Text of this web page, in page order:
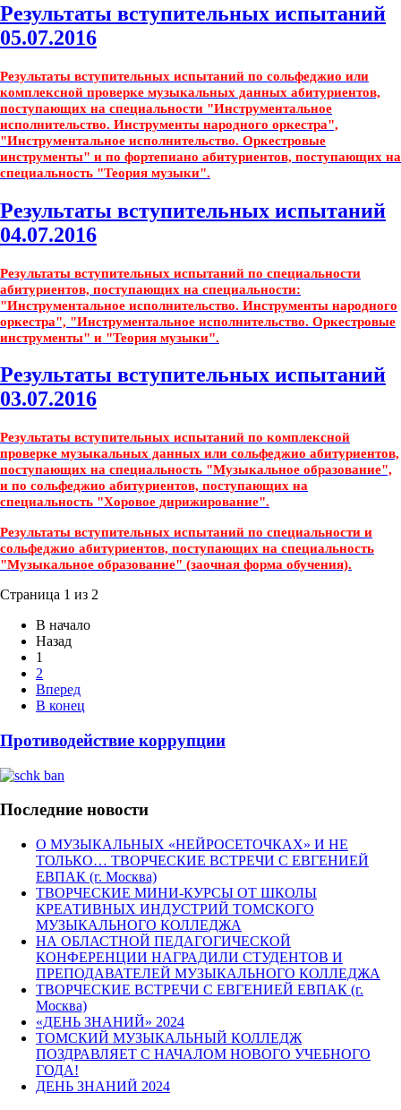
Результаты вступительных испытаний
05.07.2016
Результаты вступительных испытаний по сольфеджио или
комплексной проверке музыкальных данных абитуриентов,
поступающих на специальности "Инструментальное
исполнительство. Инструменты народного оркестра",
"Инструментальное исполнительство. Оркестровые
инструменты" и по фортепиано абитуриентов, поступающих на
специальность "Теория музыки".
Результаты вступительных испытаний
04.07.2016
Результаты вступительных испытаний по специальности
абитуриентов, поступающих на специальности:
"Инструментальное исполнительство. Инструменты народного
оркестра", "Инструментальное исполнительство. Оркестровые
инструменты" и "Теория музыки".
Результаты вступительных испытаний
03.07.2016
Результаты вступительных испытаний по комплексной
проверке музыкальных данных или сольфеджио абитуриентов,
поступающих на специальность "Музыкальное образование",
и по сольфеджио абитуриентов, поступающих на
специальность "Хоровое дирижирование".
Результаты вступительных испытаний по специальности и
сольфеджио абитуриентов, поступающих на специальность
"Музыкальное образование" (заочная форма обучения).
Страница 1 из 2
В начало
Назад
1
2
Вперед
В конец
Противодействие коррупции
Последние новости
О МУЗЫКАЛЬНЫХ «НЕЙРОСЕТОЧКАХ» И НЕ
ТОЛЬКО… ТВОРЧЕСКИЕ ВСТРЕЧИ С ЕВГЕНИЕЙ
ЕВПАК (г. Москва)
ТВОРЧЕСКИЕ МИНИ-КУРСЫ ОТ ШКОЛЫ
КРЕАТИВНЫХ ИНДУСТРИЙ ТОМСКОГО
МУЗЫКАЛЬНОГО КОЛЛЕДЖА
НА ОБЛАСТНОЙ ПЕДАГОГИЧЕСКОЙ
КОНФЕРЕНЦИИ НАГРАДИЛИ СТУДЕНТОВ И
ПРЕПОДАВАТЕЛЕЙ МУЗЫКАЛЬНОГО КОЛЛЕДЖА
ТВОРЧЕСКИЕ ВСТРЕЧИ С ЕВГЕНИЕЙ ЕВПАК (г.
Москва)
«ДЕНЬ ЗНАНИЙ» 2024
ТОМСКИЙ МУЗЫКАЛЬНЫЙ КОЛЛЕДЖ
ПОЗДРАВЛЯЕТ С НАЧАЛОМ НОВОГО УЧЕБНОГО
ГОДА!
ДЕНЬ ЗНАНИЙ 2024